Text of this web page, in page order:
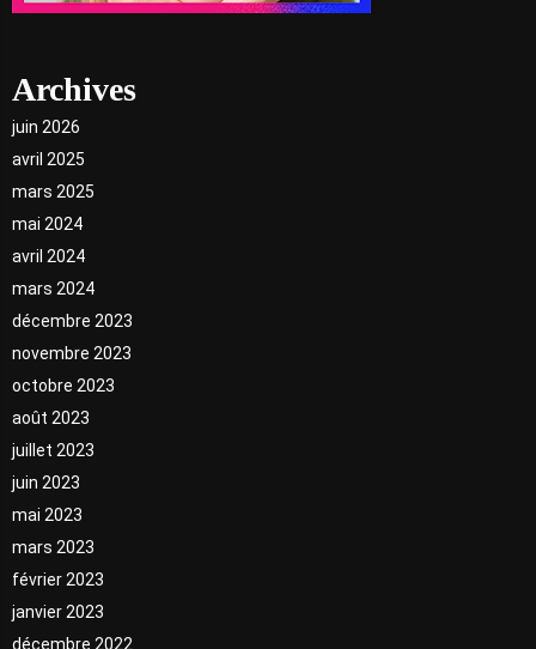
Archives
juin 2026
avril 2025
mars 2025
mai 2024
avril 2024
mars 2024
décembre 2023
novembre 2023
octobre 2023
août 2023
juillet 2023
juin 2023
mai 2023
mars 2023
février 2023
janvier 2023
décembre 2022